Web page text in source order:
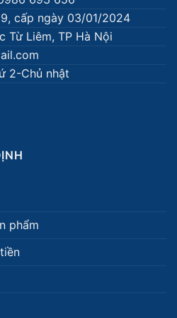
cấp ngày 03/01/2024
Từ Liêm, TP Hà Nội
2-Chủ nhật
phẩm